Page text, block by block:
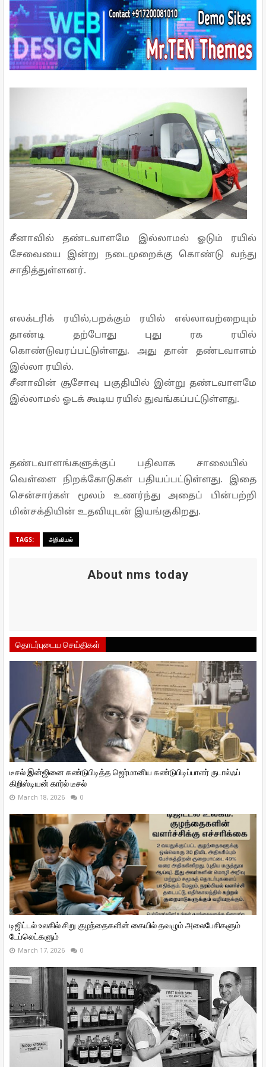
o
o
k
t
t
e
r
e
r
e
s
t
t
s
A
p
p
r
e
சீனாவில் தண்டவாளமே இல்லாமல் ஓடும் ரயில்
சேவையை இன்று நடைமுறைக்கு கொண்டு வந்து
சாதித்துள்ளனர்.
எலக்டரிக் ரயில்,பறக்கும் ரயில் எல்லாவற்றையும்
தாண்டி தற்போது புது ரக ரயில்
கொண்டுவரப்பட்டுள்ளது. அது தான் தண்டவாளம்
இல்லா ரயில்.
சீனாவின் சூசோவு பகுதியில் இன்று தண்டவாளமே
இல்லாமல் ஓடக் கூடிய ரயில் துவங்கப்பட்டுள்ளது.
தண்டவாளங்களுக்குப் பதிலாக சாலையில்
வெள்ளை நிறக்கோடுகள் பதியப்பட்டுள்ளது. இதை
சென்சார்கள் மூலம் உணர்ந்து அதைப் பின்பற்றி
மின்சக்தியின் உதவியுடன் இயங்குகிறது.
TAGS: அறிவியல்
About nms today
தொடர்புடைய செய்திகள்
டீசல் இன்ஜினை கண்டுபிடித்த ஜெர்மானிய கண்டுபிடிப்பாளர் ருடால்ஃப்
கிறிஸ்டியன் கார்ல் டீசல்
March 18, 2026 0
டிஜிட்டல் உலகில் சிறு குழந்தைகளின் கையில் தவழும் அலைபேசிகளும்
டேப்லெட்களும்
March 17, 2026 0